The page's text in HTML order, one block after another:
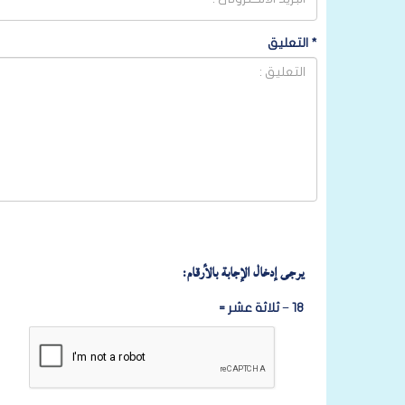
* التعليق
يرجى إدخال الإجابة بالأرقام:
18 − ثلاثة عشر =